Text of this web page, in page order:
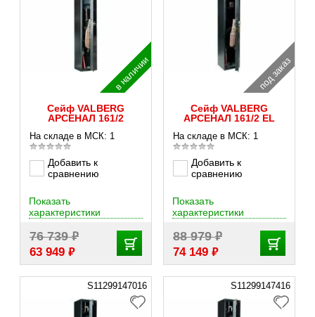
в наличии
Сейф VALBERG
АРСЕНАЛ 161/2
На складе в МСК: 1
Добавить к
сравнению
76 739₽
63 949 ₽
Показать
характеристики
под заказ
Сейф VALBERG
АРСЕНАЛ 161/2 EL
На складе в МСК: 1
Добавить к
сравнению
88 979₽
74 149 ₽
Показать
характеристики
S11299147016 S11299147416